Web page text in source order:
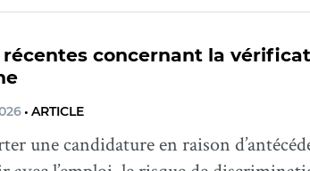
récentes concernant la
• ARTICLE
une candidature en raison